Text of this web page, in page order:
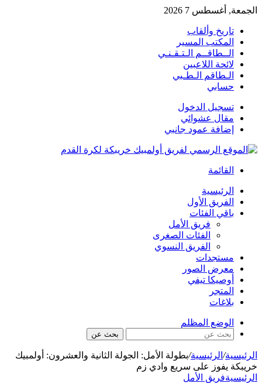
الجمعة, أغسطس 7 2026
تاريخ وألقاب
المكتب المسير
الــطاقــم الـتـقـنـي
لائحة اللاعبين
الـطاقم الـطـبي
حسابي
تسجيل الدخول
مقال عشوائي
إضافة عمود جانبي
القائمة
الرئيسية
الفريق الأول
باقي الفئات
فريق الأمل
الفئات الصغرى
الفريق النسوي
مستجدات
معرض الصور
أوصيكا تيفي
المتجر
بلاغات
الوضع المظلم
بحث عن
الرئيسية/ الرئيسية/بطولة الأمل: الجولة الثانية والعشرون: أولمبيك
خريبكة يفوز على سريع وادي زم
الرئيسيةفريق الأمل